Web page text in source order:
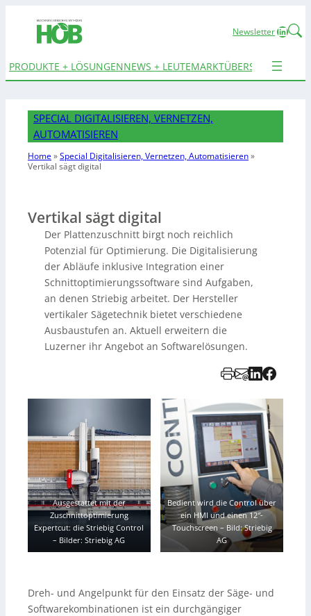
Newsletter
PRODUKTE + LÖSUNGENNEWS + LEUTEMARKTÜBERSICHTEN
SPECIAL DIGITALISIEREN, VERNETZEN,
AUTOMATISIEREN
Home»Special Digitalisieren, Vernetzen, Automatisieren»
Vertikal sägt digital
Vertikal sägt digital
Der Plattenzuschnitt birgt noch reichlich
Potenzial für Optimierung. Die Digitalisierung
der Abläufe inklusive Integration einer
Schnittoptimierungssoftware sind Aufgaben,
an denen Striebig arbeitet. Der Hersteller
vertikaler Sägetechnik bietet verschiedene
Ausbaustufen an. Aktuell erweitern die
Luzerner ihr Angebot an Softwarelösungen.
Ausgestattet mit der
Zuschnittoptimierung
Expertcut: die Striebig Control
– Bilder: Striebig AG
Bedient wird die Control über
ein HMI und einen 12″-
Touchscreen – Bild: Striebig
AG
Dreh- und Angelpunkt für den Einsatz der Säge- und
Softwarekombinationen ist ein durchgängiger